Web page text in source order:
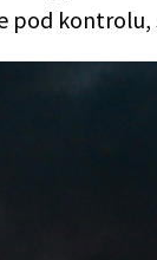
pod kontrolu,